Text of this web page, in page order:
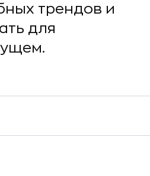
трендов и
для